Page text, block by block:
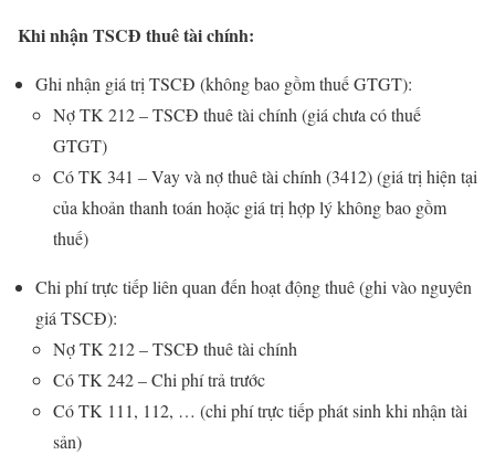
Khi nhận TSCĐ thuê tài chính:
Ghi nhận giá trị TSCĐ (không bao gồm thuế GTGT):
Nợ TK 212 – TSCĐ thuê tài chính (giá chưa có thuế
GTGT)
Có TK 341 – Vay và nợ thuê tài chính (3412) (giá trị hiện tại
của khoản thanh toán hoặc giá trị hợp lý không bao gồm
thuế)
Chi phí trực tiếp liên quan đến hoạt động thuê (ghi vào nguyên
giá TSCĐ):
Nợ TK 212 – TSCĐ thuê tài chính
Có TK 242 – Chi phí trả trước
Có TK 111, 112, … (chi phí trực tiếp phát sinh khi nhận tài
sản)